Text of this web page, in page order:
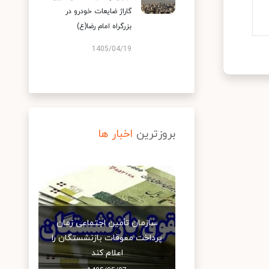
گاراژ ضایعات خودرو در
بزرگراه امام رضا(ع)
1405/04/19
بروزترین اخبار ها
سازمان تأمین اجتماعی زمان
پرداخت معوقات بازنشستگان را
اعلام کند